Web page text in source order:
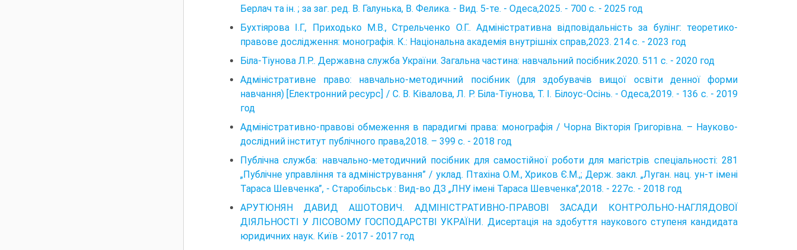
Берлач та ін. ; за заг. ред. В. Галунька, В. Фелика. - Вид. 5-те. - Одеса,2025. - 700 с. - 2025 год
Бухтіярова І.Г., Приходько М.В., Стрельченко О.Г.. Адміністративна відповідальність за булінг: теоретико-
правове дослідження: монографія. К.: Національна академія внутрішніх справ,2023. 214 с. - 2023 год
Біла-Тіунова Л.Р.. Державна служба України. Загальна частина: навчальний посібник.2020. 511 с. - 2020 год
Адміністративне право: навчально-методичний посібник (для здобувачів вищої освіти денної форми
навчання) [Електронний ресурс] / С. В. Ківалова, Л. Р. Біла-Тіунова, Т. І. Білоус-Осінь. - Одеса,2019. - 136 с. - 2019
год
Адміністративно-правові обмеження в парадигмі права: монографія / Чорна Вікторія Григорівна. – Науково-
дослідний інститут публічного права,2018. – 399 с. - 2018 год
Публічна служба: навчально-методичний посібник для самостійної роботи для магістрів спеціальності: 281
„Публічне управління та адміністрування” / уклад. Птахіна О.M., Хриков Є.M.,; Держ. закл. „Луган. нац. ун-т імені
Тараса Шевченка”, - Старобільськ : Вид-во ДЗ „ЛНУ імені Тараса Шевченка”,2018. - 227с. - 2018 год
АРУТЮНЯН ДАВИД АШОТОВИЧ. АДМІНІСТРАТИВНО-ПРАВОВІ ЗАСАДИ КОНТРОЛЬНО-НАГЛЯДОВОЇ
ДІЯЛЬНОСТІ У ЛІСОВОМУ ГОСПОДАРСТВІ УКРАЇНИ. Дисертація на здобуття наукового ступеня кандидата
юридичних наук. Київ - 2017 - 2017 год